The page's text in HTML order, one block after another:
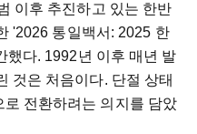
이후 추진하고 있는 한반
'2026 통일백서: 2025 한
했다. 1992년 이후 매년 발
것은 처음이다. 단절 상태
전환하려는 의지를 담았